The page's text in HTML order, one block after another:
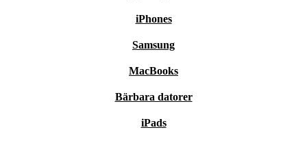
iPhones
Samsung
MacBooks
Bärbara datorer
iPads